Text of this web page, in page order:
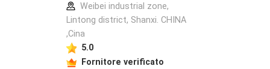
Weibei industrial zone,
Lintong district, Shanxi. CHINA
,Cina
5.0
Fornitore verificato